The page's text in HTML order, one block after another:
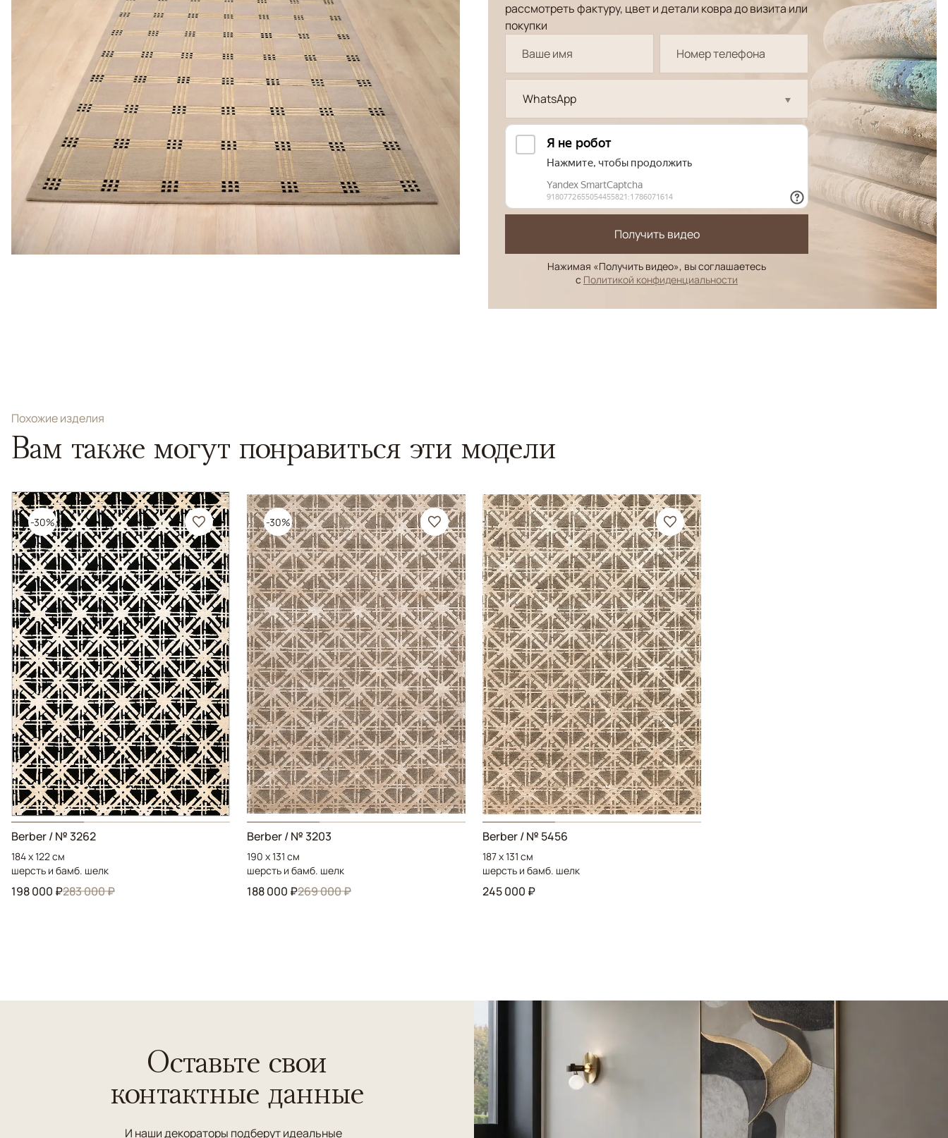
рассмотреть фактуру, цвет и детали ковра до визита или
покупки
WhatsApp
Получить видео
Нажимая «Получить видео», вы соглашаетесь
с Политикой конфиденциальности
Похожие изделия
Вам также могут понравиться эти модели
-30%
Berber / № 3262
184 x 122 см
шерсть и бамб. шелк
198 000 ₽283 000 ₽
-30%
Berber / № 3203
190 x 131 см
шерсть и бамб. шелк
188 000 ₽269 000 ₽
Berber / № 5456
187 x 131 см
шерсть и бамб. шелк
245 000 ₽
Оставьте свои
контактные данные
И наши декораторы подберут идеальные